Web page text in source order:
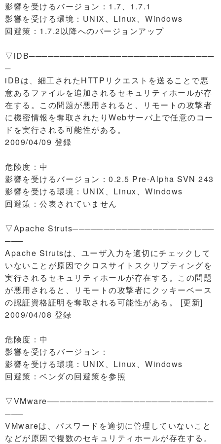
影響を受けるバージョン：1.7、1.7.1
影響を受ける環境：UNIX、Linux、Windows
回避策：1.7.2以降へのバージョンアップ
▽iDB──────────────────────────────
─
iDBは、細工されたHTTPリクエストを送ることで悪
意あるファイルを追加されるセキュリティホールが存
在する。この問題が悪用されると、リモートの攻撃者
に機密情報を奪取されたりWebサーバ上で任意のコー
ドを実行される可能性がある。
2009/04/09 登録
危険度：中
影響を受けるバージョン：0.2.5 Pre-Alpha SVN 243
影響を受ける環境：UNIX、Linux、Windows
回避策：公表されていません
▽Apache Struts───────────────────────
───
Apache Strutsは、ユーザ入力を適切にチェックして
いないことが原因でクロスサイトスクリプティングを
実行されるセキュリティホールが存在する。この問題
が悪用されると、リモートの攻撃者にクッキーベース
の認証資格証明を奪取される可能性がある。 [更新]
2009/04/08 登録
危険度：中
影響を受けるバージョン：
影響を受ける環境：UNIX、Linux、Windows
回避策：ベンダの回避策を参照
▽VMware───────────────────────────
───
VMwareは、パスワードを適切に管理していないこと
などが原因で複数のセキュリティホールが存在する。